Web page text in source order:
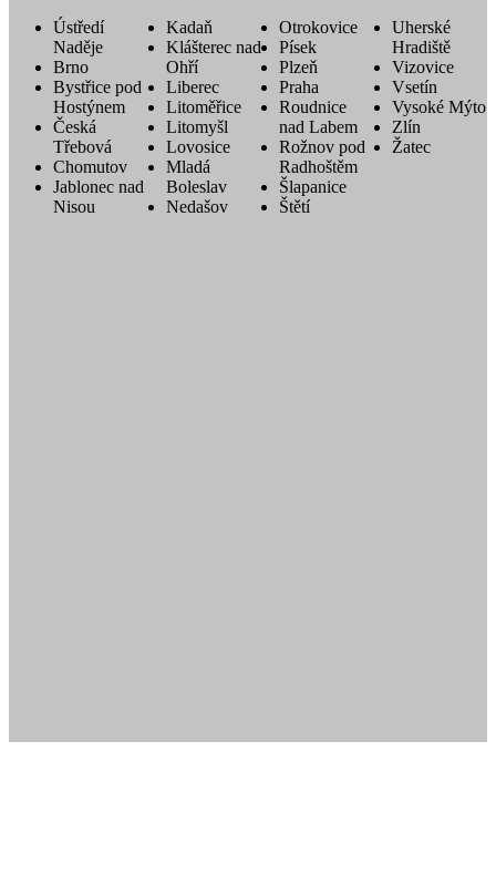
Ústředí
Naděje
Brno
Bystřice pod
Hostýnem
Česká
Třebová
Chomutov
Jablonec nad
Nisou
Kadaň
Klášterec nad
Ohří
Liberec
Litoměřice
Litomyšl
Lovosice
Mladá
Boleslav
Nedašov
Otrokovice
Písek
Plzeň
Praha
Roudnice
nad Labem
Rožnov pod
Radhoštěm
Šlapanice
Štětí
Uherské
Hradiště
Vizovice
Vsetín
Vysoké Mýto
Zlín
Žatec